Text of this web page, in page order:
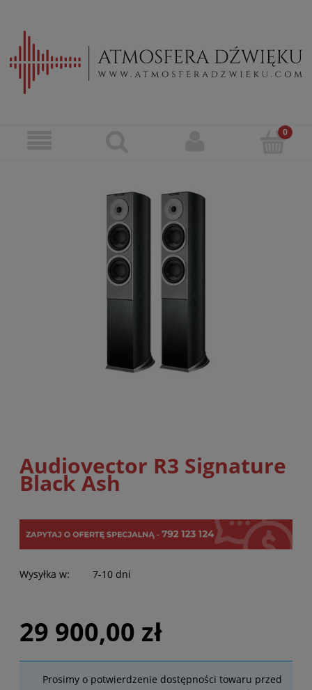
Audiovector R3 Signature
Black Ash
Wysyłka w: 7-10 dni
29 900,00 zł
Prosimy o potwierdzenie dostępności towaru przed